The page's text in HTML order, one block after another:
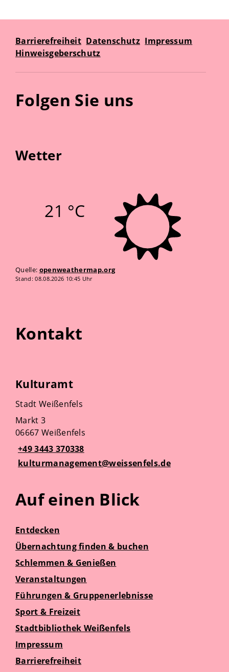
Barrierefreiheit Datenschutz Impressum
Hinweisgeberschutz
Folgen Sie uns
Wetter
21 °C
Quelle: openweathermap.org
Stand: 08.08.2026 10:45 Uhr
Kontakt
Kulturamt
Stadt Weißenfels
Markt 3
06667 Weißenfels
+49 3443 370338
kulturmanagement@weissenfels.de
Auf einen Blick
Entdecken
Übernachtung finden & buchen
Schlemmen & Genießen
Veranstaltungen
Führungen & Gruppenerlebnisse
Sport & Freizeit
Stadtbibliothek Weißenfels
Impressum
Barrierefreiheit